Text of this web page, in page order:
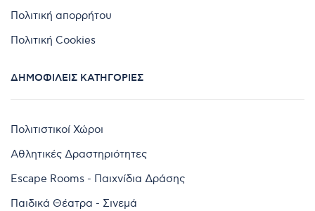
Πολιτική απορρήτου
Πολιτική Cookies
ΔΗΜΟΦΙΛΕΊΣ ΚΑΤΗΓΟΡΊΕΣ
Πολιτιστικοί Χώροι
Αθλητικές Δραστηριότητες
Escape Rooms - Παιχνίδια Δράσης
Παιδικά Θέατρα - Σινεμά